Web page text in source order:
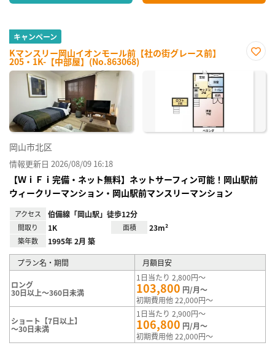
キャンペーン
Kマンスリー岡山イオンモール前【社の街グレース前】
205・1K-【中部屋】(No.863068)
に入
岡山市北区
情報更新日 2026/08/09 16:18
【ＷｉＦｉ完備・ネット無料】ネットサーフィン可能！岡山駅前
ウィークリーマンション・岡山駅前マンスリーマンション
アクセス 伯備線「岡山駅」徒歩12分
間取り 1K 面積 23m²
築年数 1995年 2月 築
プラン名・期間 月額目安
ロング
30日以上～360日未満
1日当たり 2,800円～
103,800 円/月～
初期費用他 22,000円～
ショート【7日以上】
～30日未満
1日当たり 2,900円～
106,800 円/月～
初期費用他 22,000円～